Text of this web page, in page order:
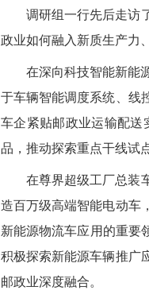
调研组一行先后走访
政业如何融入新质生产力
在深向科技智能新能
于车辆智能调度系统、线
车企紧贴邮政业运输配送
品，推动探索重点干线试
在尊界超级工厂总装
造百万级高端智能电动车
新能源物流车应用的重要
积极探索新能源车辆推广
邮政业深度融合。